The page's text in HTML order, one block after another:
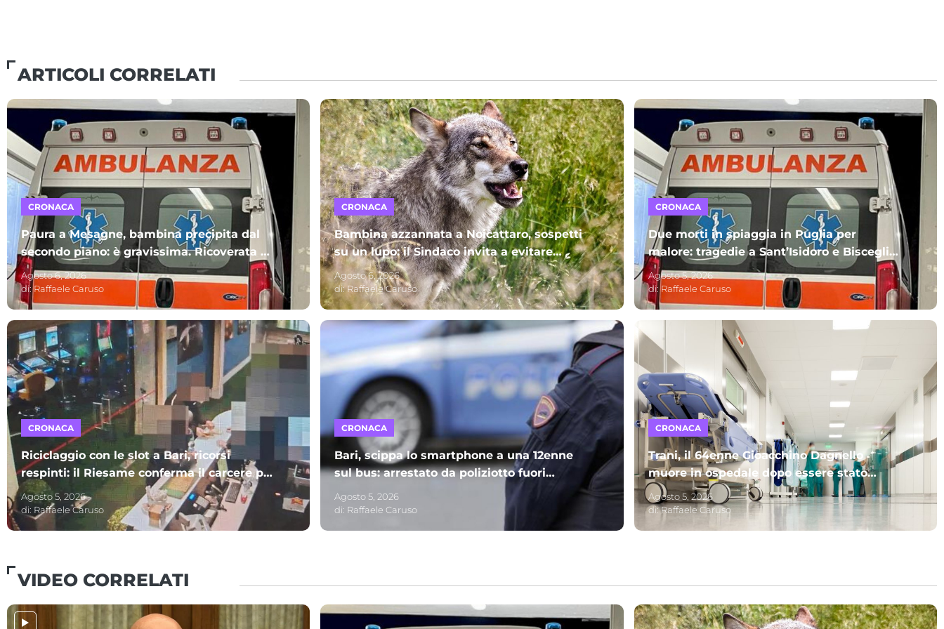
ARTICOLI CORRELATI
CRONACA
Paura a Mesagne, bambina precipita dal
secondo piano: è gravissima. Ricoverata al
Policlinico di Bari
Agosto 6, 2026
di:Raffaele Caruso
CRONACA
Bambina azzannata a Noicattaro, sospetti
su un lupo: il Sindaco invita a evitare
parchi e campagne
Agosto 6, 2026
di:Raffaele Caruso
CRONACA
Due morti in spiaggia in Puglia per
malore: tragedie a Sant’Isidoro e Bisceglie.
A perdere la vita due uomini
Agosto 5, 2026
di:Raffaele Caruso
CRONACA
Riciclaggio con le slot a Bari, ricorsi
respinti: il Riesame conferma il carcere per
sette indagati – I NOMI
Agosto 5, 2026
di: Raffaele Caruso
CRONACA
Bari, scippa lo smartphone a una 12enne
sul bus: arrestato da poliziotto fuori
servizio e processato per direttissima
Agosto 5, 2026
di: Raffaele Caruso
CRONACA
Trani, il 64enne Gioacchino Dagnello
muore in ospedale dopo essere stato
investito: s’indaga per omicidio stradale
Agosto 5, 2026
di:Raffaele Caruso
VIDEO CORRELATI